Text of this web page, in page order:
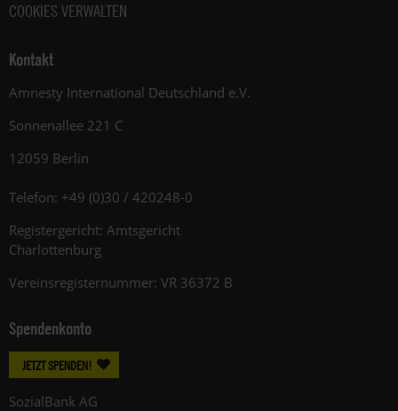
COOKIES VERWALTEN
Kontakt
Amnesty International Deutschland e.V.
Sonnenallee 221 C
12059 Berlin
Telefon: +49 (0)30 / 420248-0
Registergericht: Amtsgericht
Charlottenburg
Vereinsregisternummer: VR 36372 B
Spendenkonto
JETZT SPENDEN!
SozialBank AG